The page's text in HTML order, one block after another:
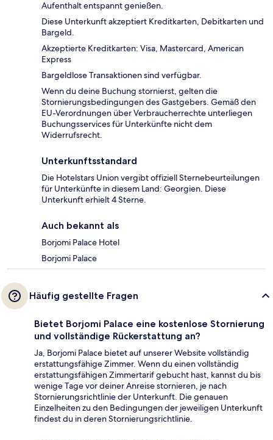
Aufenthalt entspannt genießen.
Diese Unterkunft akzeptiert Kreditkarten, Debitkarten und
Bargeld.
Akzeptierte Kreditkarten: Visa, Mastercard, American
Express
Bargeldlose Transaktionen sind verfügbar.
Wenn du deine Buchung stornierst, gelten die
Stornierungsbedingungen des Gastgebers. Gemäß den
EU-Verordnungen über Verbraucherrechte unterliegen
Buchungsservices für Unterkünfte nicht dem
Widerrufsrecht.
Unterkunftsstandard
Die Hotelstars Union vergibt offiziell Sternebeurteilungen
für Unterkünfte in diesem Land: Georgien. Diese
Unterkunft erhielt 4 Sterne.
Auch bekannt als
Borjomi Palace Hotel
Borjomi Palace
Häufig gestellte Fragen
Bietet Borjomi Palace eine kostenlose Stornierung
und vollständige Rückerstattung an?
Ja, Borjomi Palace bietet auf unserer Website vollständig
erstattungsfähige Zimmer. Wenn du einen vollständig
erstattungsfähigen Zimmertarif gebucht hast, kannst du bis
wenige Tage vor deiner Anreise stornieren, je nach
Stornierungsrichtlinie der Unterkunft. Die genauen
Einzelheiten zu den Bedingungen der jeweiligen Unterkunft
findest du in deren Stornierungsrichtlinie.